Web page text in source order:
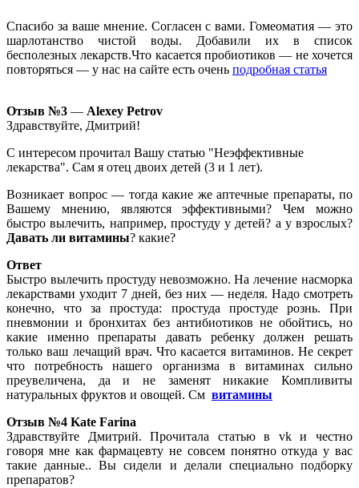
Спасибо за ваше мнение. Согласен с вами. Гомеоматия — это
шарлотанство чистой воды. Добавили их в список
бесполезных лекарств.Что касается пробиотиков — не хочется
повторяться — у нас на сайте есть очень подробная статья
Отзыв №3 — Alexey Petrov
Здравствуйте, Дмитрий!
С интересом прочитал Вашу статью "Неэффективные
лекарства". Сам я отец двоих детей (3 и 1 лет).
Возникает вопрос — тогда какие же аптечные препараты, по
Вашему мнению, являются эффективными? Чем можно
быстро вылечить, например, простуду у детей? а у взрослых?
Давать ли витамины? какие?
Ответ
Быстро вылечить простуду невозможно. На лечение насморка
лекарствами уходит 7 дней, без них — неделя. Надо смотреть
конечно, что за простуда: простуда простуде рознь. При
пневмонии и бронхитах без антибиотиков не обойтись, но
какие именно препараты давать ребенку должен решать
только ваш лечащий врач. Что касается витаминов. Не секрет
что потребность нашего организма в витаминах сильно
преувеличена, да и не заменят никакие Компливиты
натуральных фруктов и овощей. См витамины
Отзыв №4 Kate Farina
Здравствуйте Дмитрий. Прочитала статью в vk и честно
говоря мне как фармацевту не совсем понятно откуда у вас
такие данные.. Вы сидели и делали специально подборку
препаратов?